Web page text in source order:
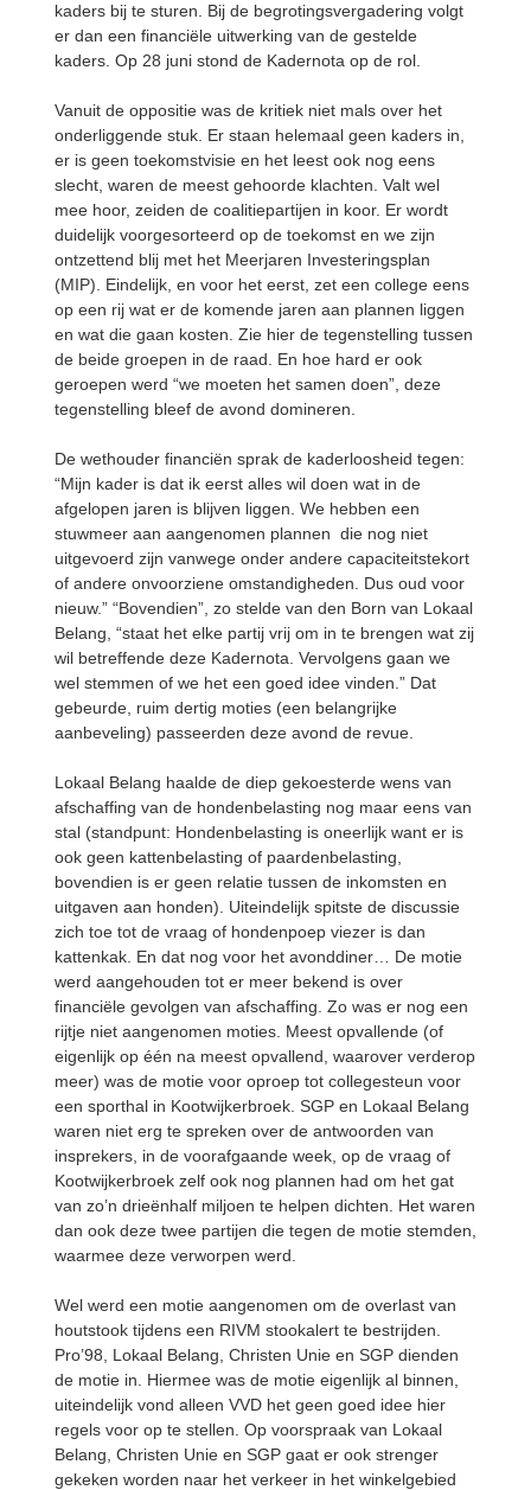
kaders bij te sturen. Bij de begrotingsvergadering volgt
er dan een financiële uitwerking van de gestelde
kaders. Op 28 juni stond de Kadernota op de rol.
Vanuit de oppositie was de kritiek niet mals over het
onderliggende stuk. Er staan helemaal geen kaders in,
er is geen toekomstvisie en het leest ook nog eens
slecht, waren de meest gehoorde klachten. Valt wel
mee hoor, zeiden de coalitiepartijen in koor. Er wordt
duidelijk voorgesorteerd op de toekomst en we zijn
ontzettend blij met het Meerjaren Investeringsplan
(MIP). Eindelijk, en voor het eerst, zet een college eens
op een rij wat er de komende jaren aan plannen liggen
en wat die gaan kosten. Zie hier de tegenstelling tussen
de beide groepen in de raad. En hoe hard er ook
geroepen werd “we moeten het samen doen”, deze
tegenstelling bleef de avond domineren.
De wethouder financiën sprak de kaderloosheid tegen:
“Mijn kader is dat ik eerst alles wil doen wat in de
afgelopen jaren is blijven liggen. We hebben een
stuwmeer aan aangenomen plannen die nog niet
uitgevoerd zijn vanwege onder andere capaciteitstekort
of andere onvoorziene omstandigheden. Dus oud voor
nieuw.” “Bovendien”, zo stelde van den Born van Lokaal
Belang, “staat het elke partij vrij om in te brengen wat zij
wil betreffende deze Kadernota. Vervolgens gaan we
wel stemmen of we het een goed idee vinden.” Dat
gebeurde, ruim dertig moties (een belangrijke
aanbeveling) passeerden deze avond de revue.
Lokaal Belang haalde de diep gekoesterde wens van
afschaffing van de hondenbelasting nog maar eens van
stal (standpunt: Hondenbelasting is oneerlijk want er is
ook geen kattenbelasting of paardenbelasting,
bovendien is er geen relatie tussen de inkomsten en
uitgaven aan honden). Uiteindelijk spitste de discussie
zich toe tot de vraag of hondenpoep viezer is dan
kattenkak. En dat nog voor het avonddiner… De motie
werd aangehouden tot er meer bekend is over
financiële gevolgen van afschaffing. Zo was er nog een
rijtje niet aangenomen moties. Meest opvallende (of
eigenlijk op één na meest opvallend, waarover verderop
meer) was de motie voor oproep tot collegesteun voor
een sporthal in Kootwijkerbroek. SGP en Lokaal Belang
waren niet erg te spreken over de antwoorden van
insprekers, in de voorafgaande week, op de vraag of
Kootwijkerbroek zelf ook nog plannen had om het gat
van zo’n drieënhalf miljoen te helpen dichten. Het waren
dan ook deze twee partijen die tegen de motie stemden,
waarmee deze verworpen werd.
Wel werd een motie aangenomen om de overlast van
houtstook tijdens een RIVM stookalert te bestrijden.
Pro’98, Lokaal Belang, Christen Unie en SGP dienden
de motie in. Hiermee was de motie eigenlijk al binnen,
uiteindelijk vond alleen VVD het geen goed idee hier
regels voor op te stellen. Op voorspraak van Lokaal
Belang, Christen Unie en SGP gaat er ook strenger
gekeken worden naar het verkeer in het winkelgebied